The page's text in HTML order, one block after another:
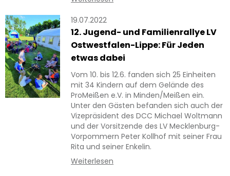
19.07.2022
12. Jugend- und Familienrallye LV
Ostwestfalen-Lippe: Für Jeden
etwas dabei
Vom 10. bis 12.6. fanden sich 25 Einheiten
mit 34 Kindern auf dem Gelände des
ProMeißen e.V. in Minden/Meißen ein.
Unter den Gästen befanden sich auch der
Vizepräsident des DCC Michael Woltmann
und der Vorsitzende des LV Mecklenburg-
Vorpommern Peter Kollhof mit seiner Frau
Rita und seiner Enkelin.
Weiterlesen